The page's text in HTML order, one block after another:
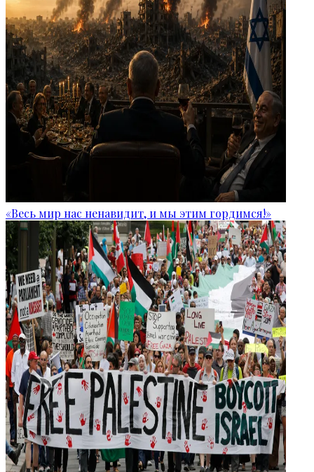
«Весь мир нас ненавидит, и мы этим гордимся!»